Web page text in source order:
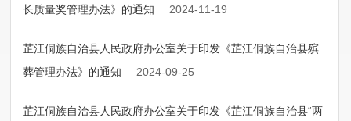
长质量奖管理办法》的通知
2024-11-19
芷江侗族自治县人民政府办公室关于印发《芷江侗族自治县殡
葬管理办法》的通知
2024-09-25
芷江侗族自治县人民政府办公室关于印发《芷江侗族自治县“两